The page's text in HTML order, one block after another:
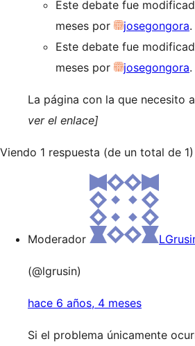
Este debate fue
meses por
josegongora.
Este debate fue
meses por
josegongora.
La página con la que necesito
ver el enlace]
Viendo 1 respuesta (de un total de 1)
Moderador
(@lgrusin)
hace 6 años, 4 meses
Si el problema únicamente